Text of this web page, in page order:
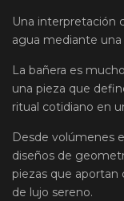
Una interpretación
agua mediante una
La bañera es
una pieza que
ritual cotidiano en
Desde volúmenes
diseños de
piezas que aportan
de lujo sereno.